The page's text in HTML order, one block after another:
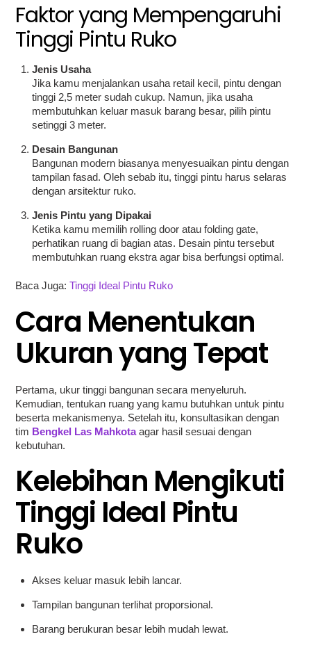
Faktor yang Mempengaruhi
Tinggi Pintu Ruko
Jenis Usaha
Jika kamu menjalankan usaha retail kecil, pintu dengan
tinggi 2,5 meter sudah cukup. Namun, jika usaha
membutuhkan keluar masuk barang besar, pilih pintu
setinggi 3 meter.
Desain Bangunan
Bangunan modern biasanya menyesuaikan pintu dengan
tampilan fasad. Oleh sebab itu, tinggi pintu harus selaras
dengan arsitektur ruko.
Jenis Pintu yang Dipakai
Ketika kamu memilih rolling door atau folding gate,
perhatikan ruang di bagian atas. Desain pintu tersebut
membutuhkan ruang ekstra agar bisa berfungsi optimal.
Baca Juga:Tinggi Ideal Pintu Ruko
Cara Menentukan
Ukuran yang Tepat
Pertama, ukur tinggi bangunan secara menyeluruh.
Kemudian, tentukan ruang yang kamu butuhkan untuk pintu
beserta mekanismenya. Setelah itu, konsultasikan dengan
tim Bengkel Las Mahkotaagar hasil sesuai dengan
kebutuhan.
Kelebihan Mengikuti
Tinggi Ideal Pintu
Ruko
Akses keluar masuk lebih lancar.
Tampilan bangunan terlihat proporsional.
Barang berukuran besar lebih mudah lewat.